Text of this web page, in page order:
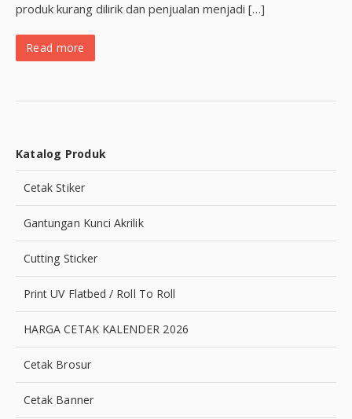
produk kurang dilirik dan penjualan menjadi […]
Read more
Katalog Produk
Cetak Stiker
Gantungan Kunci Akrilik
Cutting Sticker
Print UV Flatbed / Roll To Roll
HARGA CETAK KALENDER 2026
Cetak Brosur
Cetak Banner